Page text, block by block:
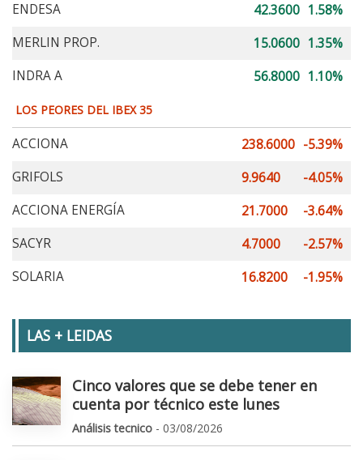
ENDESA
42.3600 1.58%
MERLIN PROP.
15.0600 1.35%
INDRA A
56.8000 1.10%
LOS PEORES DEL IBEX 35
ACCIONA 238.6000 -5.39%
GRIFOLS
9.9640
-4.05%
ACCIONA ENERGÍA
21.7000
-3.64%
SACYR
4.7000
-2.57%
SOLARIA
16.8200 -1.95%
LAS + LEIDAS
Cinco valores que se debe tener en
cuenta por técnico este lunes
Análisis tecnico - 03/08/2026